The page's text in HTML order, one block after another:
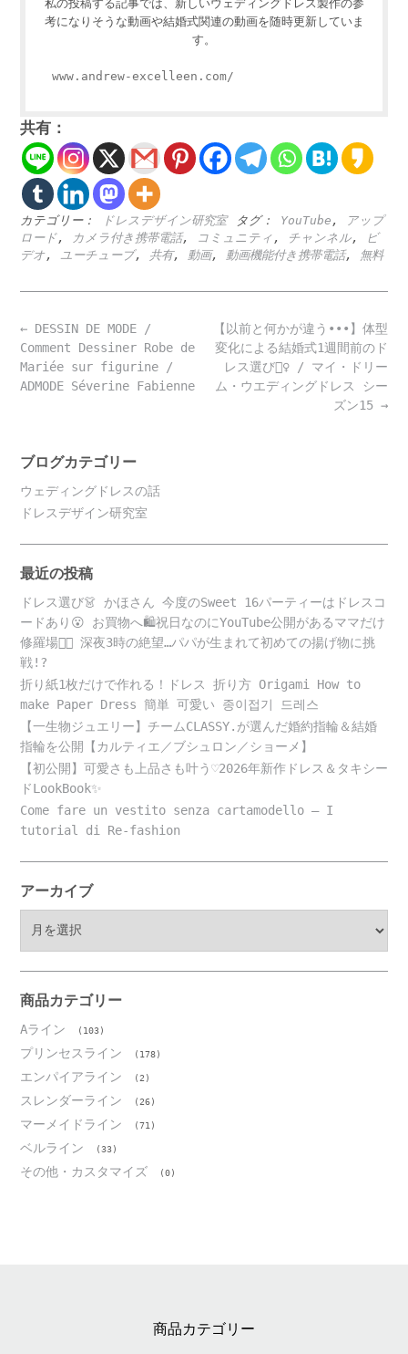
私の投稿する記事では、新しいウェディングドレス製作の参
考になりそうな動画や結婚式関連の動画を随時更新していま
す。
www.andrew-excelleen.com/
共有：
カテゴリー： ドレスデザイン研究室 タグ： YouTube ,
アップ
ロード, カメラ付き携帯電話, コミュニティ , チャンネル,
ビ
デオ, ユーチューブ, 共有, 動画, 動画機能付き携帯電話, 無料
Post
navigation
【以前と何かが違う•••】体型
変化による結婚式1週間前のド
レス選び🧖‍♀️ / マイ・ドリー
ム・ウエディングドレス シー
ズン15 →
← DESSIN DE MODE /
Comment Dessiner Robe de
Mariée sur figurine /
ADMODE Séverine Fabienne
ブログカテゴリー
ウェディングドレスの話
ドレスデザイン研究室
最近の投稿
ドレス選び👗 かほさん 今度のSweet 16パーティーはドレスコ
ードあり😮 お買物へ🛍️祝日なのにYouTube公開があるママだけ
修羅場😵‍💫 深夜3時の絶望…パパが生まれて初めての揚げ物に挑
戦!?
折り紙1枚だけで作れる！ドレス 折り方 Origami How to
make Paper Dress 簡単 可愛い 종이접기 드레스
【一生物ジュエリー】チームCLASSY.が選んだ婚約指輪＆結婚
指輪を公開【カルティエ／ブシュロン／ショーメ】
【初公開】可愛さも上品さも叶う♡2026年新作ドレス＆タキシー
ドLookBook✨
Come fare un vestito senza cartamodello – I
tutorial di Re-fashion
アーカイブ
ブ
商品カテゴリー
Aライン (103)
プリンセスライン (178)
エンパイアライン (2)
スレンダーライン (26)
マーメイドライン (71)
ベルライン (33)
その他・カスタマイズ (0)
商品カテゴリー